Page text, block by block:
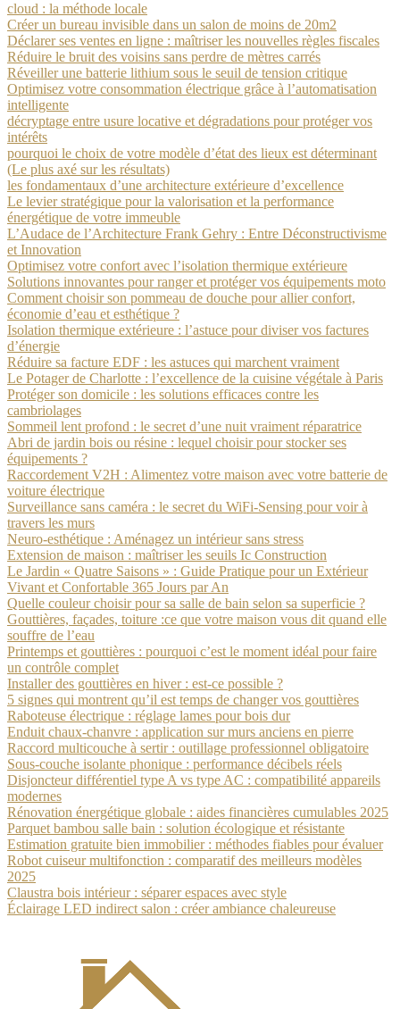
cloud : la méthode locale
Créer un bureau invisible dans un salon de moins de 20m2
Déclarer ses ventes en ligne : maîtriser les nouvelles règles fiscales
Réduire le bruit des voisins sans perdre de mètres carrés
Réveiller une batterie lithium sous le seuil de tension critique
Optimisez votre consommation électrique grâce à l’automatisation
intelligente
décryptage entre usure locative et dégradations pour protéger vos
intérêts
pourquoi le choix de votre modèle d’état des lieux est déterminant
(Le plus axé sur les résultats)
les fondamentaux d’une architecture extérieure d’excellence
Le levier stratégique pour la valorisation et la performance
énergétique de votre immeuble
L’Audace de l’Architecture Frank Gehry : Entre Déconstructivisme
et Innovation
Optimisez votre confort avec l’isolation thermique extérieure
Solutions innovantes pour ranger et protéger vos équipements moto
Comment choisir son pommeau de douche pour allier confort,
économie d’eau et esthétique ?
Isolation thermique extérieure : l’astuce pour diviser vos factures
d’énergie
Réduire sa facture EDF : les astuces qui marchent vraiment
Le Potager de Charlotte : l’excellence de la cuisine végétale à Paris
Protéger son domicile : les solutions efficaces contre les
cambriolages
Sommeil lent profond : le secret d’une nuit vraiment réparatrice
Abri de jardin bois ou résine : lequel choisir pour stocker ses
équipements ?
Raccordement V2H : Alimentez votre maison avec votre batterie de
voiture électrique
Surveillance sans caméra : le secret du WiFi-Sensing pour voir à
travers les murs
Neuro-esthétique : Aménagez un intérieur sans stress
Extension de maison : maîtriser les seuils Ic Construction
Le Jardin « Quatre Saisons » : Guide Pratique pour un Extérieur
Vivant et Confortable 365 Jours par An
Quelle couleur choisir pour sa salle de bain selon sa superficie ?
Gouttières, façades, toiture :ce que votre maison vous dit quand elle
souffre de l’eau
Printemps et gouttières : pourquoi c’est le moment idéal pour faire
un contrôle complet
Installer des gouttières en hiver : est-ce possible ?
5 signes qui montrent qu’il est temps de changer vos gouttières
Raboteuse électrique : réglage lames pour bois dur
Enduit chaux-chanvre : application sur murs anciens en pierre
Raccord multicouche à sertir : outillage professionnel obligatoire
Sous-couche isolante phonique : performance décibels réels
Disjoncteur différentiel type A vs type AC : compatibilité appareils
modernes
Rénovation énergétique globale : aides financières cumulables 2025
Parquet bambou salle bain : solution écologique et résistante
Estimation gratuite bien immobilier : méthodes fiables pour évaluer
Robot cuiseur multifonction : comparatif des meilleurs modèles
2025
Claustra bois intérieur : séparer espaces avec style
Éclairage LED indirect salon : créer ambiance chaleureuse